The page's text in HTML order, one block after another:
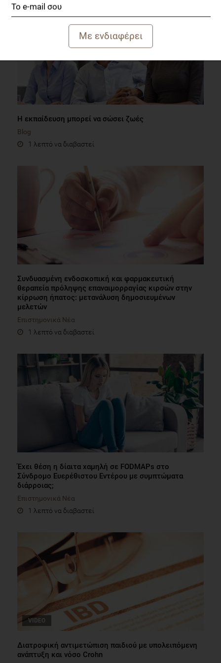
Η εκπαίδευση μπορεί να σώσει ζωές
Blog
1 λεπτό να διαβαστεί
Συνδυασμένη ενδοσκοπική και φαρμακευτική
θεραπεία πρόληψης επαναιμορραγίας κιρσών στην
κίρρωση ήπατος: μετανάλυση δημοσιευμένων
μελετών
Επιστημονικά Νέα
1 λεπτό να διαβαστεί
Έχει θέση η δίαιτα χαμηλή σε FODMAPs στο
Σύνδρομο Ευερέθιστου Εντέρου με συμπτώματα
διάρροιας;
Επιστημονικά Νέα
1 λεπτό να διαβαστεί
VIDEO
Διατροφική αντιμετώπιση παιδιού με υπολειπόμενη
ανάπτυξη και νόσο Crohn